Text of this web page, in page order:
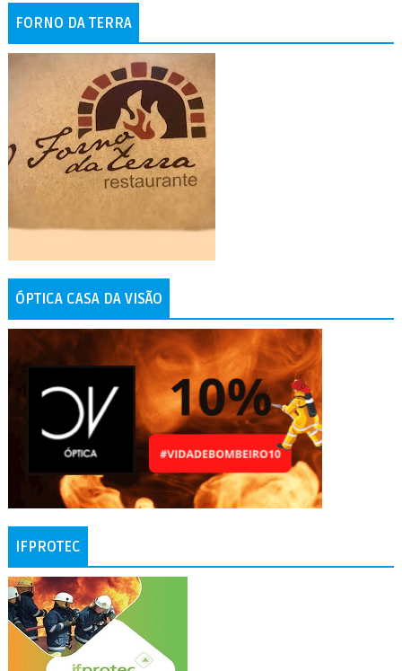
FORNO DA TERRA
ÓPTICA CASA DA VISÃO
IFPROTEC